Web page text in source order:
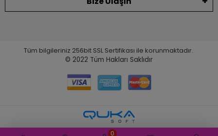
Tüm bilgileriniz 256bit SSL Sertifikası ile korunmaktadır.
© 2022 Tüm Hakları Saklıdır
0